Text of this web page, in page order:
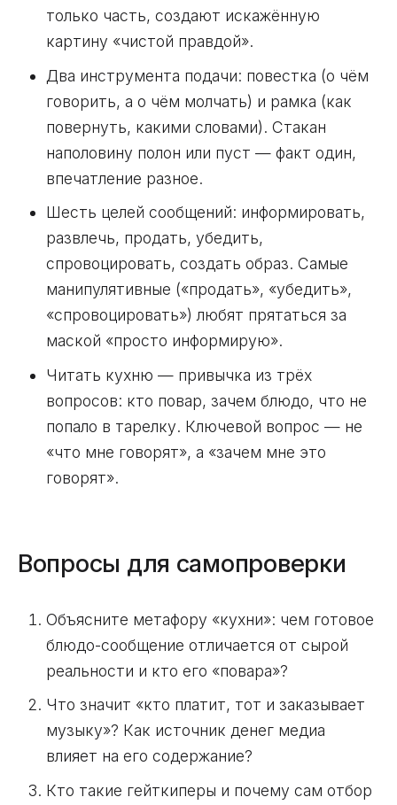
только часть, создают искажённую
картину «чистой правдой».
Два инструмента подачи: повестка (о чём
говорить, а о чём молчать) и рамка (как
повернуть, какими словами). Стакан
наполовину полон или пуст — факт один,
впечатление разное.
Шесть целей сообщений: информировать,
развлечь, продать, убедить,
спровоцировать, создать образ. Самые
манипулятивные («продать», «убедить»,
«спровоцировать») любят прятаться за
маской «просто информирую».
Читать кухню — привычка из трёх
вопросов: кто повар, зачем блюдо, что не
попало в тарелку. Ключевой вопрос — не
«что мне говорят», а «зачем мне это
говорят».
Вопросы для самопроверки
Объясните метафору «кухни»: чем готовое
блюдо-сообщение отличается от сырой
реальности и кто его «повара»?
Что значит «кто платит, тот и заказывает
музыку»? Как источник денег медиа
влияет на его содержание?
Кто такие гейткиперы и почему сам отбор